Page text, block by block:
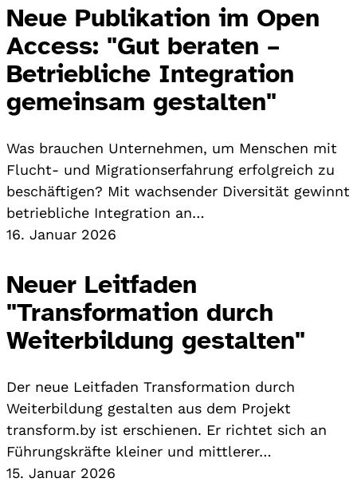
Neue Publikation im Open
Access: "Gut beraten –
Betriebliche Integration
gemeinsam gestalten"
Was brauchen Unternehmen, um Menschen mit
Flucht- und Migrationserfahrung erfolgreich zu
beschäftigen? Mit wachsender Diversität gewinnt
betriebliche Integration an…
16. Januar 2026
Neuer Leitfaden
"Transformation durch
Weiterbildung gestalten"
Der neue Leitfaden Transformation durch
Weiterbildung gestalten aus dem Projekt
transform.by ist erschienen. Er richtet sich an
Führungskräfte kleiner und mittlerer…
15. Januar 2026